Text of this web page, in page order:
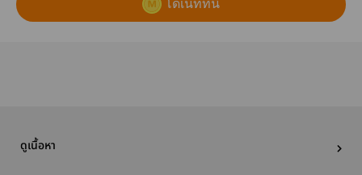
โดเนทที่นี่
ดูเนื้อหา